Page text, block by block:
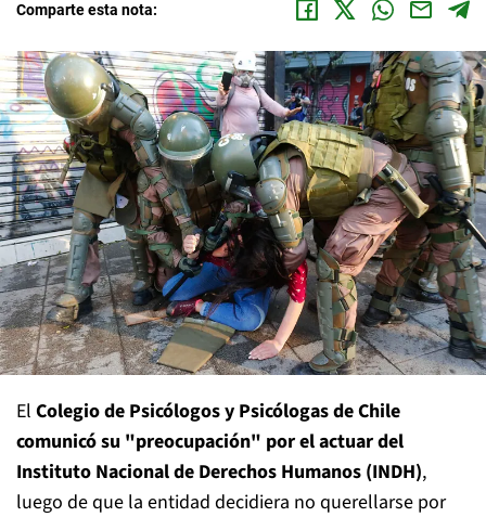
Comparte esta nota:
El Colegio de Psicólogos y Psicólogas de Chile
comunicó su "preocupación" por el actuar del
Instituto Nacional de Derechos Humanos (INDH),
luego de que la entidad decidiera no querellarse por